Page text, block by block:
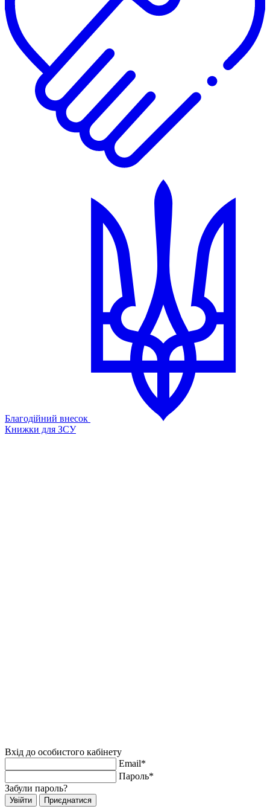
Благодійний внесок
Книжки для ЗСУ
Вхід до особистого кабінету
Email*
Пароль*
Забули пароль?